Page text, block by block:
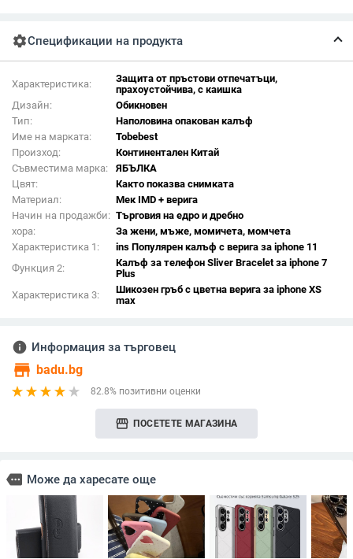
settingsСпецификации на продукта
Характеристика:
Защита от пръстови отпечатъци,
прахоустойчива, с каишка
Дизайн:
Обикновен
Тип:
Наполовина опакован калъф
Име на марката:
Tobebest
Произход:
Континентален Китай
Съвместима марка:
ЯБЪЛКА
Цвят:
Както показва снимката
Материал:
Мек IMD + верига
Начин на продажби: Търговия на едро и дребно
хора:
За жени, мъже, момичета, момчета
Характеристика 1:
ins Популярен калъф с верига за iphone 11
Функция 2:
Калъф за телефон Sliver Bracelet за iphone 7
Plus
Характеристика 3:
Шикозен гръб с цветна верига за iphone XS
max
info Информация за търговец
store badu.bg
82.8% позитивни оценки
storefront ПОСЕТЕТЕ МАГАЗИНА
more Може да харесате още